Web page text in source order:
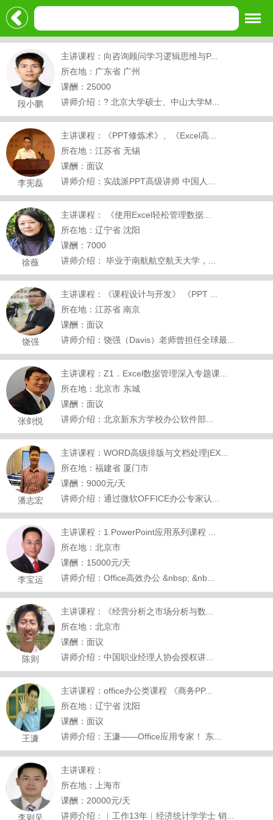
段小鹏
主讲课程：向咨询顾问学习逻辑思维与P...
所在地：广东省 广州
课酬：25000
讲师介绍：? 北京大学硕士、中山大学M...
李宪磊
主讲课程：《PPT修炼术》、《Excel高...
所在地：江苏省 无锡
课酬：面议
讲师介绍：实战派PPT高级讲师 中国人...
徐薇
主讲课程： 《使用Excel轻松管理数据...
所在地：辽宁省 沈阳
课酬：7000
讲师介绍： 毕业于南航航空航天大学，...
饶强
主讲课程：《课程设计与开发》 《PPT ...
所在地：江苏省 南京
课酬：面议
讲师介绍：饶强（Davis）老师曾担任全球最...
张剑悦
主讲课程：Z1．Excel数据管理深入专题课...
所在地：北京市 东城
课酬：面议
讲师介绍：北京新东方学校办公软件部...
潘志宏
主讲课程：WORD高级排版与文档处理|EX...
所在地：福建省 厦门市
课酬：9000元/天
讲师介绍：通过微软OFFICE办公专家认...
李宝运
主讲课程：1.PowerPoint应用系列课程 ...
所在地：北京市
课酬：15000元/天
讲师介绍：Office高效办公 &nbsp; &nb...
陈则
主讲课程：《经营分析之市场分析与数...
所在地：北京市
课酬：面议
讲师介绍：中国职业经理人协会授权讲...
王濂
主讲课程：office办公类课程 《商务PP...
所在地：辽宁省 沈阳
课酬：面议
讲师介绍：王濂——Office应用专家！ 东...
李则见
主讲课程：
所在地：上海市
课酬：20000元/天
讲师介绍：︱工作13年︱经济统计学学士 销...